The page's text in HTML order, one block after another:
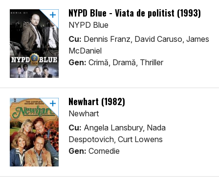
NYPD Blue - Viata de politist (1993)
NYPD Blue
Cu: Dennis Franz, David Caruso, James
McDaniel
Gen: Crimă, Dramă, Thriller
Newhart (1982)
Newhart
Cu: Angela Lansbury, Nada
Despotovich, Curt Lowens
Gen: Comedie